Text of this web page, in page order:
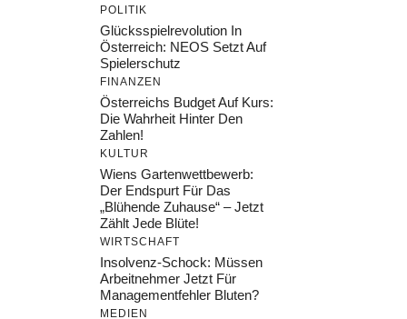
POLITIK
Glücksspielrevolution In
Österreich: NEOS Setzt Auf
Spielerschutz
FINANZEN
Österreichs Budget Auf Kurs:
Die Wahrheit Hinter Den
Zahlen!
KULTUR
Wiens Gartenwettbewerb:
Der Endspurt Für Das
„Blühende Zuhause“ – Jetzt
Zählt Jede Blüte!
WIRTSCHAFT
Insolvenz-Schock: Müssen
Arbeitnehmer Jetzt Für
Managementfehler Bluten?
MEDIEN